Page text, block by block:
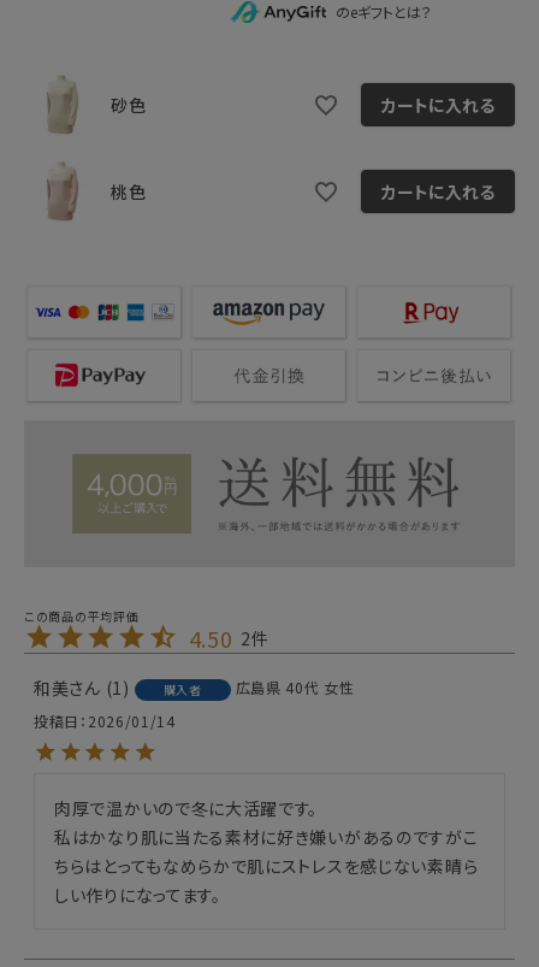
のeギフトとは？
砂色 カートに入れる
桃色 カートに入れる
4.50 2
和美 1 購入者 広島県 40代 女性
投稿日
2026/01/14
肉厚で温かいので冬に大活躍です。
私はかなり肌に当たる素材に好き嫌いがあるのですがこ
ちらはとってもなめらかで肌にストレスを感じない素晴ら
しい作りになってます。